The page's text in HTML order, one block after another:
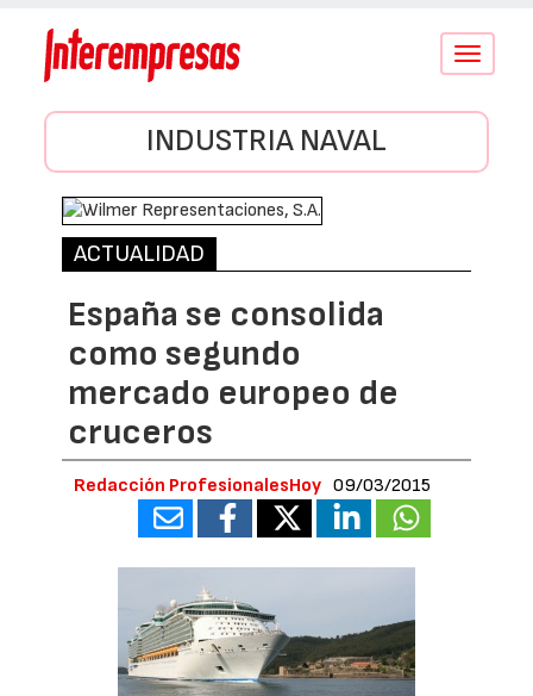
Conmutar
INDUSTRIA NAVAL
ACTUALIDAD
España se consolida
como segundo
mercado europeo de
cruceros
Redacción ProfesionalesHoy 09/03/2015